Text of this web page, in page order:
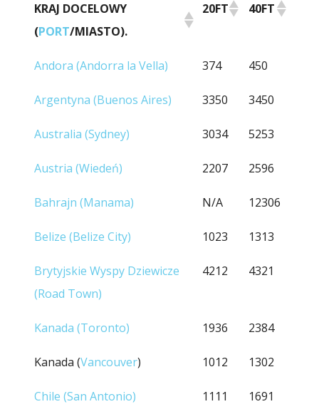
KRAJ DOCELOWY
(PORT/MIASTO).
20FT 40FT
KRAJ DOCELOWY
20FT 40FT
Andora (Andorra la Vella) 374 450
Argentyna (Buenos Aires) 3350 3450
Australia (Sydney) 3034 5253
Austria (Wiedeń) 2207 2596
Bahrajn (Manama) N/A 12306
Belize (Belize City) 1023 1313
Brytyjskie Wyspy Dziewicze
(Road Town)
4212 4321
Kanada (Toronto) 1936 2384
Kanada (Vancouver) 1012 1302
Chile (San Antonio) 1111 1691